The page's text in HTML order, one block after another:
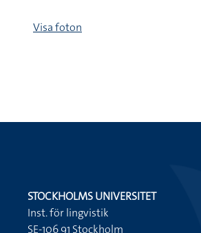
Visa foton
STOCKHOLMS UNIVERSITET
Inst. för lingvistik
SE-106 91 Stockholm